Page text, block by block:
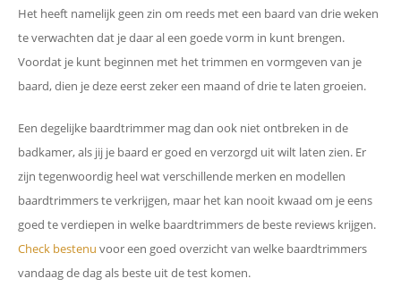
Het heeft namelijk geen zin om reeds met een baard van drie weken
te verwachten dat je daar al een goede vorm in kunt brengen.
Voordat je kunt beginnen met het trimmen en vormgeven van je
baard, dien je deze eerst zeker een maand of drie te laten groeien.
Een degelijke baardtrimmer mag dan ook niet ontbreken in de
badkamer, als jij je baard er goed en verzorgd uit wilt laten zien. Er
zijn tegenwoordig heel wat verschillende merken en modellen
baardtrimmers te verkrijgen, maar het kan nooit kwaad om je eens
goed te verdiepen in welke baardtrimmers de beste reviews krijgen.
Check bestenu voor een goed overzicht van welke baardtrimmers
vandaag de dag als beste uit de test komen.